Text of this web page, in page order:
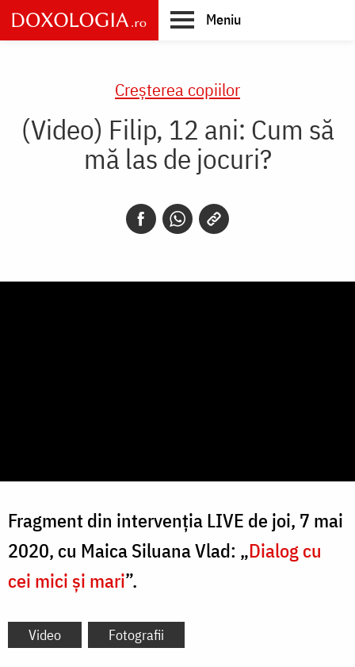
Skip
to
main
Meniu
Creşterea copiilor
(Video) Filip, 12 ani: Cum să
mă las de jocuri?
Fragment din intervenția LIVE de joi, 7 mai
2020, cu Maica Siluana Vlad: „Dialog cu
cei mici și mari”.
Video Fotografii